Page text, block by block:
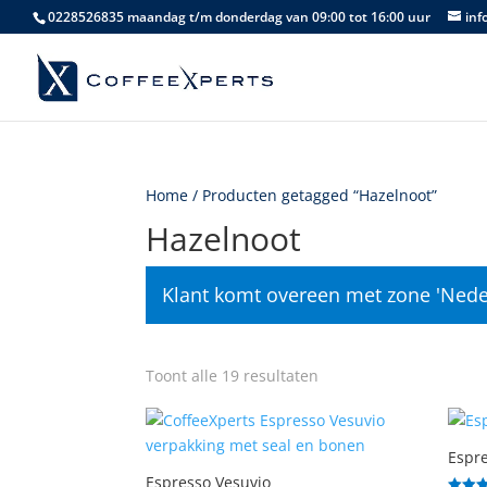
0228526835 maandag t/m donderdag van 09:00 tot 16:00 uur
Home / Producten getagged “Hazelnoot”
Hazelnoot
Klant komt overeen met zone
Toont alle 19 resultaten
populariteit
Espresso Vesuvio